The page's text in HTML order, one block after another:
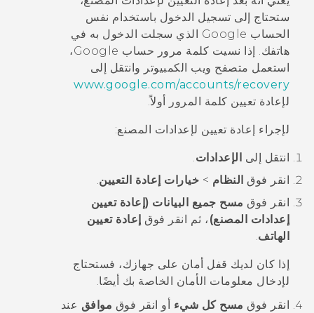
ستحتاج إلى تسجيل الدخول باستخدام نفس
الحساب Google الذي سجلت الدخول به في
هاتفك. إذا نسيت كلمة مرور حساب Google،
استعمل متصفح ويب الكمبيوتر وانتقل إلى
www.google.com/accounts/recovery
لإعادة تعيين كلمة المرور أولاً.
لإجراء إعادة تعيين لإعدادات المصنع:
انتقل إلى الإعدادات.
انقر فوق النظام > خيارات إعادة التعيين.
انقر فوق مسح جميع البيانات (إعادة تعيين
إعدادات المصنع) ، ثم انقر فوق إعادة تعيين
الهاتف.
إذا كان لديك قفل أمان على جهازك، فستحتاج
لإدخال معلومات الأمان الخاصة بك أيضًا.
انقر فوق مسح كل شيء أو انقر فوق موافق عند